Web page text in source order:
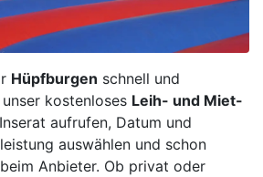
Hüpfburgen schnell und
kostenloses Leih- und Miet-
aufrufen, Datum und
auswählen und schon
Anbieter. Ob privat oder